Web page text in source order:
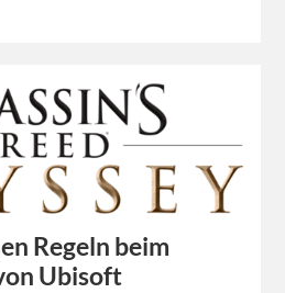
Regeln beim
Ubisoft